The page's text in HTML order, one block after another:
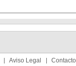
Aviso Legal Contacto